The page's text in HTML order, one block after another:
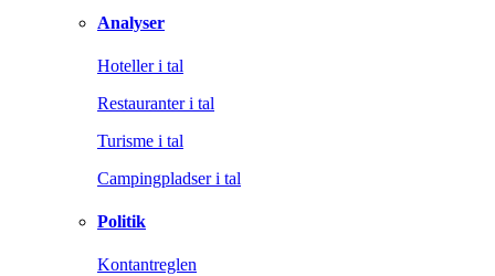
Analyser
Hoteller i tal
Restauranter i tal
Turisme i tal
Campingpladser i tal
Politik
Kontantreglen